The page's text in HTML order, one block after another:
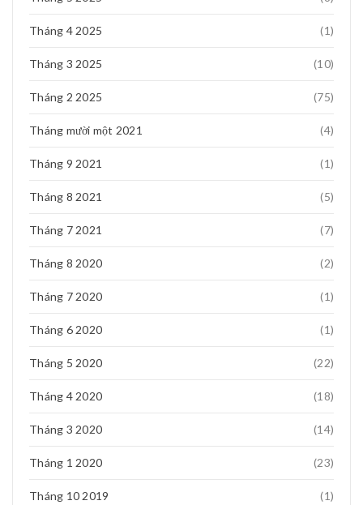
Tháng 4 2025 (1)
Tháng 3 2025 (10)
Tháng 2 2025 (75)
Tháng mười một 2021 (4)
Tháng 9 2021 (1)
Tháng 8 2021 (5)
Tháng 7 2021 (7)
Tháng 8 2020 (2)
Tháng 7 2020 (1)
Tháng 6 2020 (1)
Tháng 5 2020 (22)
Tháng 4 2020 (18)
Tháng 3 2020 (14)
Tháng 1 2020 (23)
Tháng 10 2019 (1)